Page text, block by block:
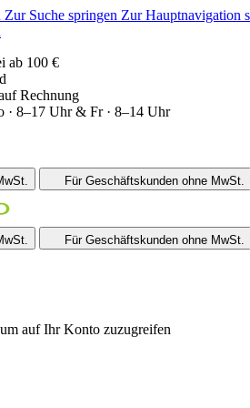
Zur Suche springen Zur Hauptnavigation
ab 100 €
Rechnung
· 8–17 Uhr & Fr · 8–14 Uhr
Für Geschäftskunden ohne MwSt.
Für Geschäftskunden ohne MwSt.
auf Ihr Konto zuzugreifen